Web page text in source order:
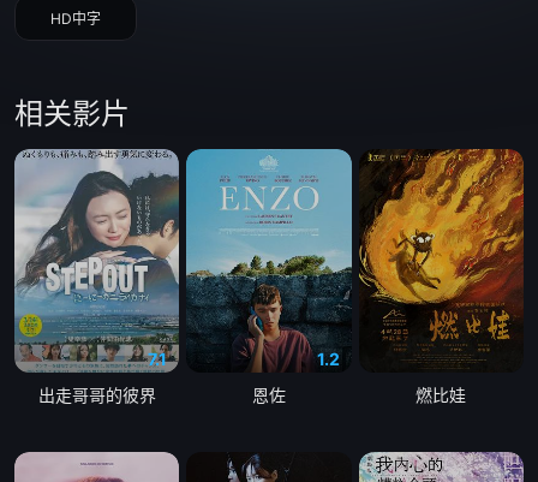
HD中字
相关影片
7.1
出走哥哥的彼界
1.2
恩佐
燃比娃